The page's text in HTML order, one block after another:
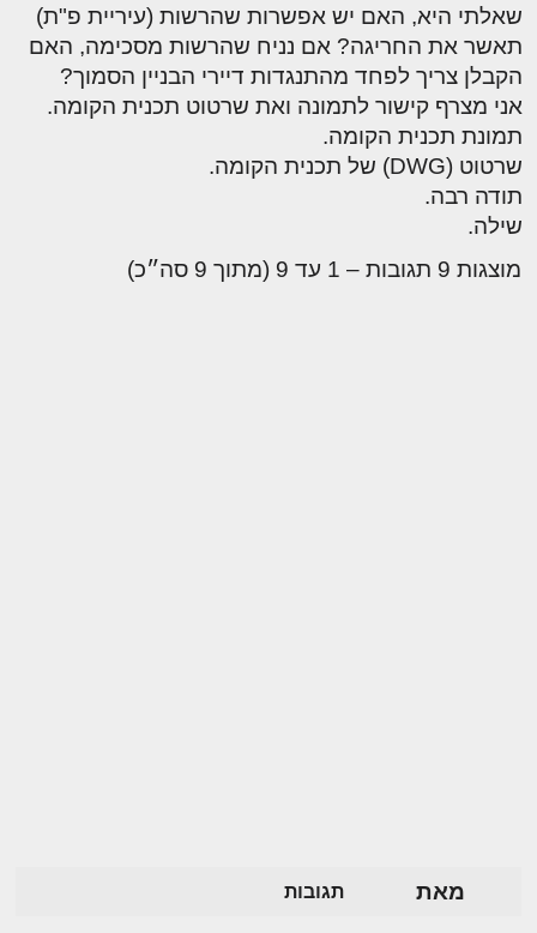
שאלתי היא, האם יש אפשרות שהרשות (עיריית פ"ת)
תאשר את החריגה? אם נניח שהרשות מסכימה, האם
הקבלן צריך לפחד מהתנגדות דיירי הבניין הסמוך?
אני מצרף קישור לתמונה ואת שרטוט תכנית הקומה.
תמונת תכנית הקומה.
שרטוט (DWG) של תכנית הקומה.
תודה רבה.
שילה.
מוצגות 9 תגובות – 1 עד 9 (מתוך 9 סה״כ)
מאת תגובות